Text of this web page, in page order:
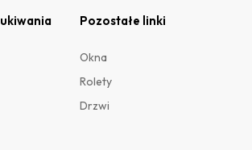
Pozostałe linki
Okna
Rolety
Drzwi